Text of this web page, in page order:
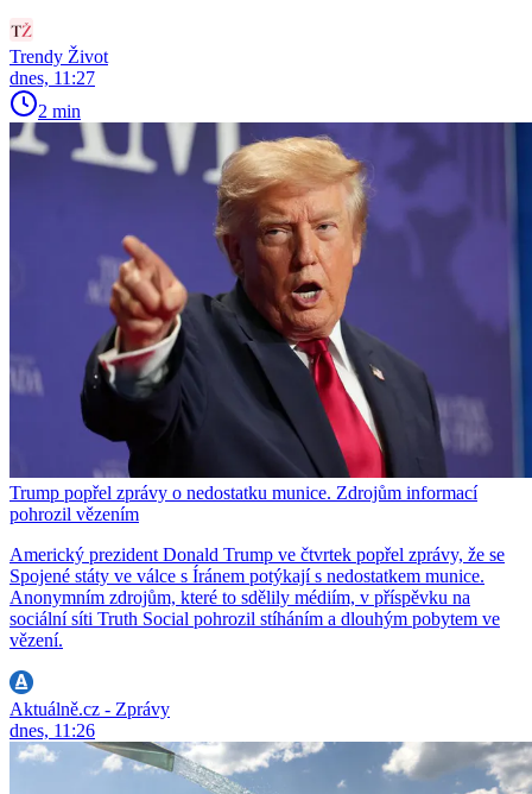
Trendy Život
dnes, 11:27
2 min
Trump popřel zprávy o nedostatku munice. Zdrojům informací
pohrozil vězením
Americký prezident Donald Trump ve čtvrtek popřel zprávy, že se
Spojené státy ve válce s Íránem potýkají s nedostatkem munice.
Anonymním zdrojům, které to sdělily médiím, v příspěvku na
sociální síti Truth Social pohrozil stíháním a dlouhým pobytem ve
vězení.
Aktuálně.cz - Zprávy
dnes, 11:26